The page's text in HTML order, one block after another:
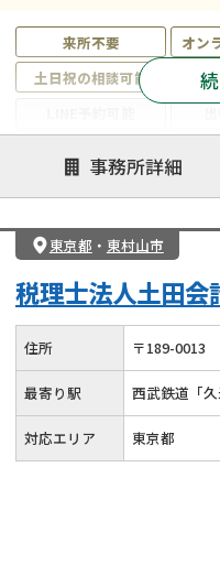
来所不要 オン
土日祝の相談可能
19
注力案件
遺言書作成・遺言執行
遺産分割
遺
相続手続き
成年後見・任意後見
相続トラブル
事務所詳細
東京都 ・ 東村山市
税理士法人土田会
住所 〒189-0013
最寄り駅 西武鉄道「久
対応エリア 東京都